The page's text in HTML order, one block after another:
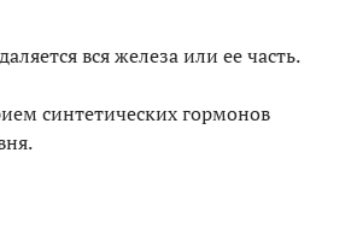
вся железа или ее часть.
синтетических гормонов